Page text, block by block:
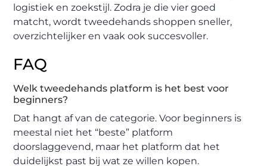
logistiek en zoekstijl. Zodra je die vier goed
matcht, wordt tweedehands shoppen sneller,
overzichtelijker en vaak ook succesvoller.
FAQ
Welk tweedehands platform is het best voor
beginners?
Dat hangt af van de categorie. Voor beginners is
meestal niet het “beste” platform
doorslaggevend, maar het platform dat het
duidelijkst past bij wat ze willen kopen.